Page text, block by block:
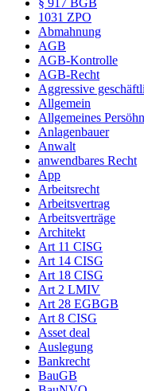
1031 ZPO
Abmahnung
AGB
AGB-Kontrolle
AGB-Recht
Aggressive
Allgemein
Allgemeines
Anlagenbauer
Anwalt
anwendbares Recht
App
Arbeitsrecht
Arbeitsvertrag
Arbeitsverträge
Architekt
Art 11 CISG
Art 14 CISG
Art 18 CISG
Art 2 LMIV
Art 28 EGBGB
Art 8 CISG
Asset deal
Auslegung
Bankrecht
BauGB